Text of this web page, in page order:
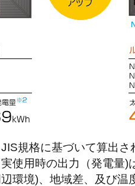
規格に基づいて算出
使用時の出力（発電量)
辺環境)、地域差、及び